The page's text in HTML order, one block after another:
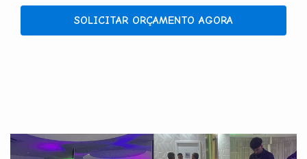
SOLICITAR ORÇAMENTO AGORA